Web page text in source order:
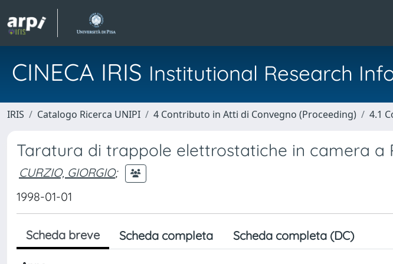
CINECA IRIS Institutional Research
IRIS Catalogo Ricerca UNIPI 4 Contributo in Atti di Convegno (Proceeding) 4.1
Taratura di trappole elettrostatiche in camera a
CURZIO, GIORGIO;
1998-01-01
Scheda breve Scheda completa Scheda completa (DC)